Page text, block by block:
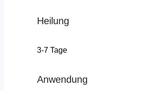
Heilung
3-7 Tage
Anwendung